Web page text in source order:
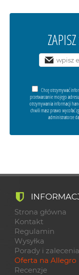
Chcę otrzymywać
przetwarzanie mojego
otrzymywania informacji
chwili masz prawo wycofać
administratorze
Strona główna
Kontakt
Regulamin
Wysyłka
Porady i zalecenia
Oferta na Allegro
Recenzje